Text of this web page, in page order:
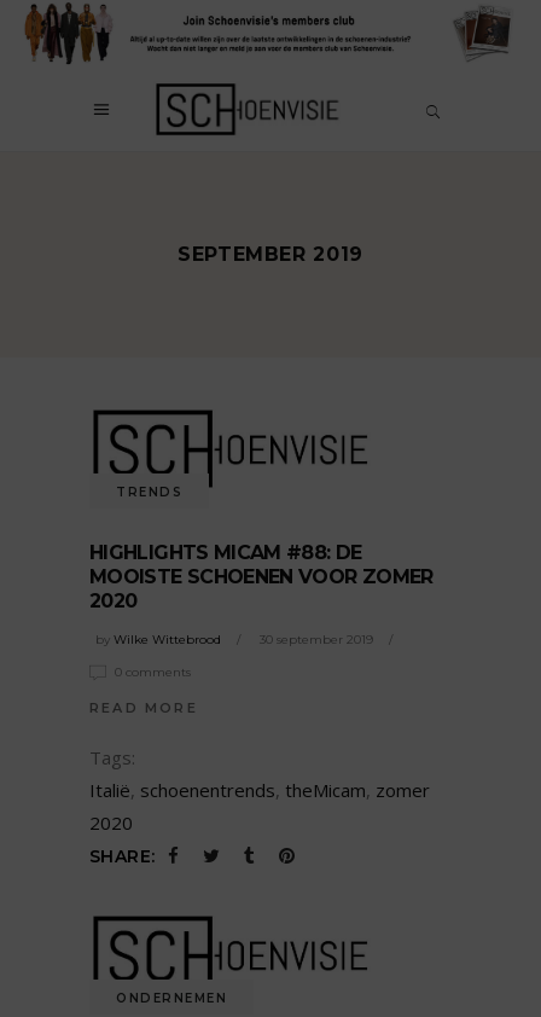
SEPTEMBER 2019
TRENDS
HIGHLIGHTS MICAM #88: DE
MOOISTE SCHOENEN VOOR ZOMER
2020
by Wilke Wittebrood 30 september 2019
0 comments
READ MORE
Tags:
Italië, schoenentrends, theMicam, zomer
2020
SHARE:
ONDERNEMEN